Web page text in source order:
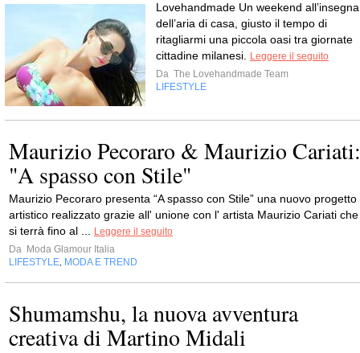
Lovehandmade Un weekend all’insegna
dell’aria di casa, giusto il tempo di
ritagliarmi una piccola oasi tra giornate
cittadine milanesi.
Leggere il seguito
Da The Lovehandmade Team
LIFESTYLE
Maurizio Pecoraro & Maurizio Cariati:
"A spasso con Stile"
Maurizio Pecoraro presenta “A spasso con Stile” una nuovo progetto
artistico realizzato grazie all' unione con l' artista Maurizio Cariati che
si terrà fino al ...
Leggere il seguito
Da Moda Glamour Italia
LIFESTYLE MODA E TREND
Shumamshu, la nuova avventura
creativa di Martino Midali